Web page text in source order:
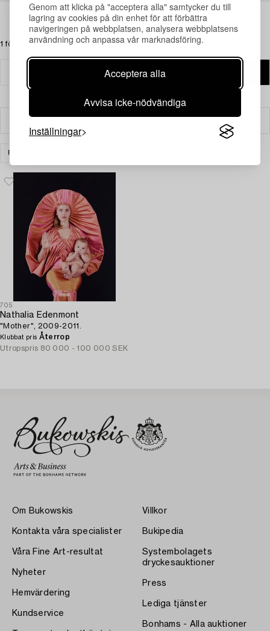
Genom att klicka på "acceptera alla" samtycker du till
lagring av cookies på din enhet för att förbättra
navigeringen på webbplatsen, analysera webbplatsens
användning och anpassa vår marknadsföring.
Acceptera alla
Avvisa icke-nödvändiga
Inställningar
1 föremål
FOTOGRAFI
705
Nathalia Edenmont
"Mother", 2009-2011.
Klubbat pris Återrop
Utropspris 80 000 - 100 000 SEK
Om Bukowskis
Kontakta våra specialister
Våra Fine Art-resultat
Nyheter
Hemvärdering
Kundservice
Villkor
Bukipedia
Systembolagets
dryckesauktioner
Press
Lediga tjänster
Bonhams - Alla auktioner